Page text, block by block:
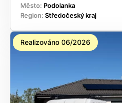
Město: Podolanka
Region: Středočeský kraj
Realizováno 06/2026